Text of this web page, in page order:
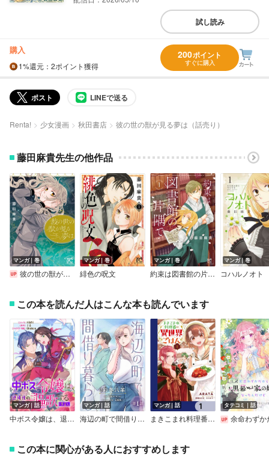
試し読み
購入
1%還元 ：2ポイント獲得
200ポイント
すぐに購入
ポスト LINEで送る
Renta! 少女漫画 秋田書店 彼の世の獣が見る夢は（話売り）
藤田麻貴先生の他作品
マンガ｜巻
彼の世の獣が見る夢は
マンガ｜巻
緋色の呪文
マンガ｜巻
約束は図書館の片隅で
マンガ｜巻
コハルノオト
この本を読んだ人はこんな本も読んでいます
マンガ｜話
中ボス令嬢は、退場後の人生を謳歌する（予定）。 【連載版】
マンガ｜話
海辺の町で間借り暮らし（話売り）
マンガ｜話
まきこまれ料理番の異世界ごはん【分冊版】
タテコミ｜話
余命わずかだから黒幕一家の嫁になったんだけど【フ
この本に関心がある人におすすめします